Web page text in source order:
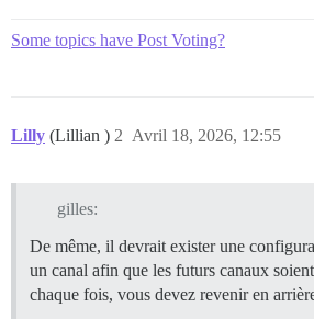
Some topics have Post Voting?
Lilly (Lillian ) Avril 18, 2026, 12:55
2
gilles:
De même, il devrait exister une
un canal afin que les futurs canaux
chaque fois, vous devez revenir en